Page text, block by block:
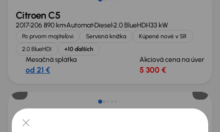
Citroen C5
2017206 890 kmAutomatDiesel2.0 BlueHDI133 kW
Po prvom majiteľovi Servisná knižka
Kúpené nové v SR
2.0 BlueHDI
+10 ďalších
Mesačná splátka
od 21 €
Akciová cena na úver
5 300 €
Citroen C3
2018